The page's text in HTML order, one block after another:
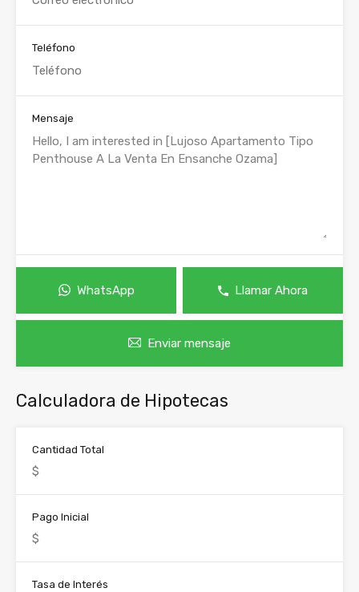
Teléfono
Mensaje
WhatsApp Llamar Ahora
Enviar mensaje
Calculadora de Hipotecas
Cantidad Total
Pago Inicial
Tasa de Interés